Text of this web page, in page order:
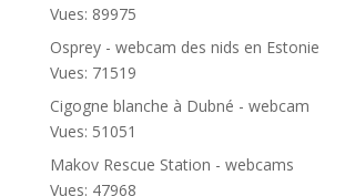
Vues: 89975
Osprey - webcam des nids en Estonie
Vues: 71519
Cigogne blanche à Dubné - webcam
Vues: 51051
Makov Rescue Station - webcams
Vues: 47968